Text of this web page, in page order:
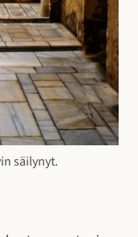
säilynyt.